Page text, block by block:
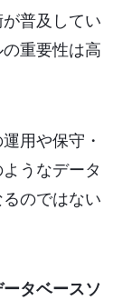
普及してい
重要性は高
用や保守・
うなデータ
のではない
タベースソ